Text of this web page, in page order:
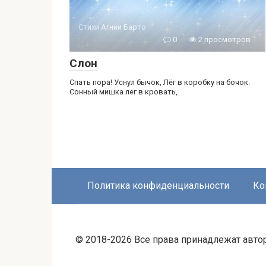
Стихи Агнии Барто
0
2 просмотров
Слон
Спать пора! Уснул бычок, Лёг в коробку на бочок.
Сонный мишка лег в кровать,
Политика конфиденциальности
© 2018-2026 Все права принадлежат